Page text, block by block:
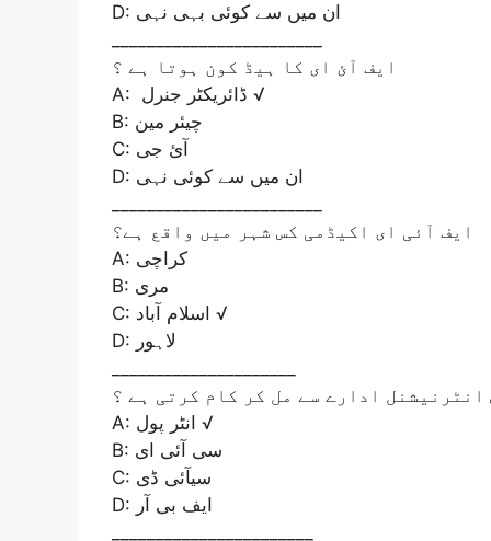
D: ان میں سے کوئی بہی نہی
ایف آئ ای کا ہیڈ کون ہوتا ہے ؟
A: ڈائریکٹر جنرل √
B: چیئر مین
C: آئ جی
D: ان میں سے کوئی نہی
ایف آئی ای اکیڈمی کس شہر میں واقع ہے؟
B: مری
C: اسلام آباد √
D: لاہور
انٹرنیشنل ادارے سے مل کر کام کرتی ہے ؟
A: انٹر پول √
B: سی آئی ای
C: سیآئی ڈی
D: ایف بی آر